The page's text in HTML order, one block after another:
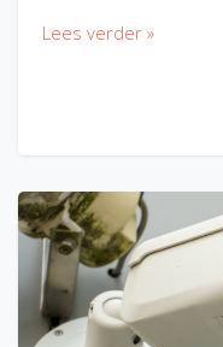
Lees verder »